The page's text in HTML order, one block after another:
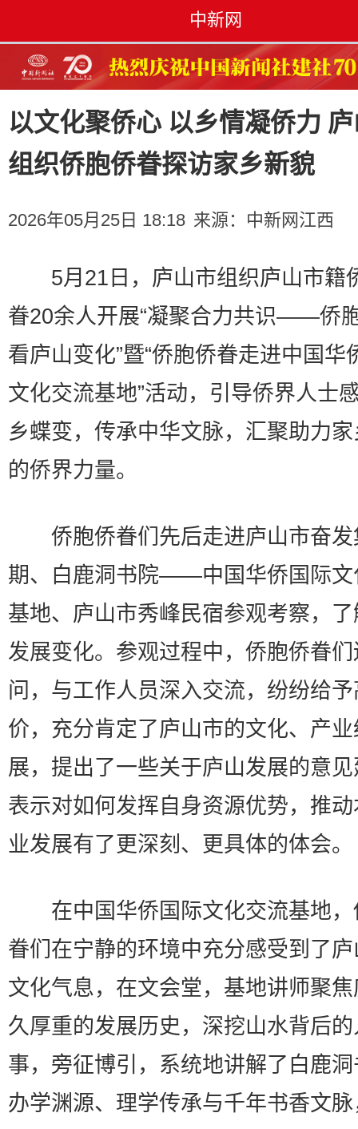
中新网
以文化聚侨心 以乡情凝侨力
组织侨胞侨眷探访家乡新貌
2026年05月25日 18:18 来源： 中新网江西
5月21日，庐山市组织庐山市籍
眷20余人开展“凝聚合力共识——侨
看庐山变化”暨“侨胞侨眷走进中国华
文化交流基地”活动，引导侨界人士
乡蝶变，传承中华文脉，汇聚助力
的侨界力量。
侨胞侨眷们先后走进庐山市奋发
期、白鹿洞书院——中国华侨国际文
基地、庐山市秀峰民宿参观考察，
发展变化。参观过程中，侨胞侨眷
问，与工作人员深入交流，纷纷给
价，充分肯定了庐山市的文化、产
展，提出了一些关于庐山发展的意
表示对如何发挥自身资源优势，推
业发展有了更深刻、更具体的体会。
在中国华侨国际文化交流基地，
眷们在宁静的环境中充分感受到了
文化气息，在文会堂，基地讲师聚
久厚重的发展历史，深挖山水背后
事，旁征博引，系统地讲解了白鹿
办学渊源、理学传承与千年书香文